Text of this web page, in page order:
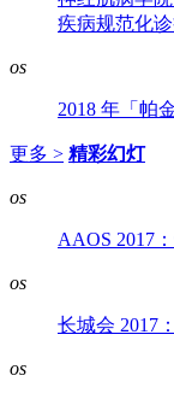
疾病规范化
os
2018 年「帕
更多 > 精彩幻灯
os
AAOS 2017
os
长城会 2017
os